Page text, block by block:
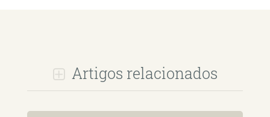
Artigos relacionados